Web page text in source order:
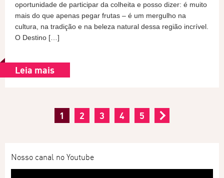
oportunidade de participar da colheita e posso dizer: é muito
mais do que apenas pegar frutas – é um mergulho na
cultura, na tradição e na beleza natural dessa região incrível.
O Destino […]
Leia mais
1 2 3 4 5
Nosso canal no Youtube
Tocador